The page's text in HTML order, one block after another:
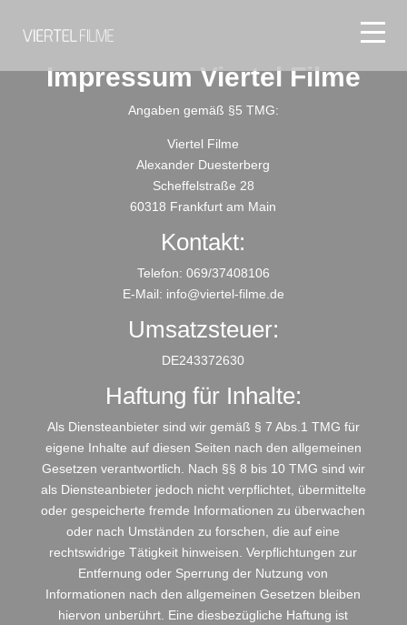
Impressum Viertel Filme
Angaben gemäß §5 TMG:
Viertel Filme
Alexander Duesterberg
Scheffelstraße 28
60318 Frankfurt am Main
Kontakt:
Telefon: 069/37408106
E-Mail: info@viertel-filme.de
Umsatzsteuer:
DE243372630
Haftung für Inhalte:
Als Diensteanbieter sind wir gemäß § 7 Abs.1 TMG für
eigene Inhalte auf diesen Seiten nach den allgemeinen
Gesetzen verantwortlich. Nach §§ 8 bis 10 TMG sind wir
als Diensteanbieter jedoch nicht verpflichtet, übermittelte
oder gespeicherte fremde Informationen zu überwachen
oder nach Umständen zu forschen, die auf eine
rechtswidrige Tätigkeit hinweisen. Verpflichtungen zur
Entfernung oder Sperrung der Nutzung von
Informationen nach den allgemeinen Gesetzen bleiben
hiervon unberührt. Eine diesbezügliche Haftung ist